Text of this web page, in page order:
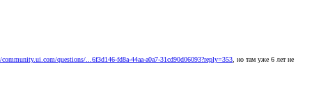
questions/...6f3d146-fd8a-44aa-a0a7-31cd90d06093?reply=353 , но там уже 6 лет не